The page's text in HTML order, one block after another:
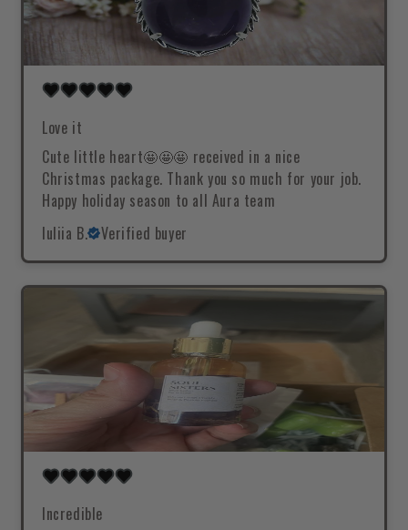
Love it
Cute little heart🤩🤩🤩 received in a nice
Christmas package. Thank you so much for your job.
Happy holiday season to all Aura team
Iuliia B.
Verified buyer
Incredible